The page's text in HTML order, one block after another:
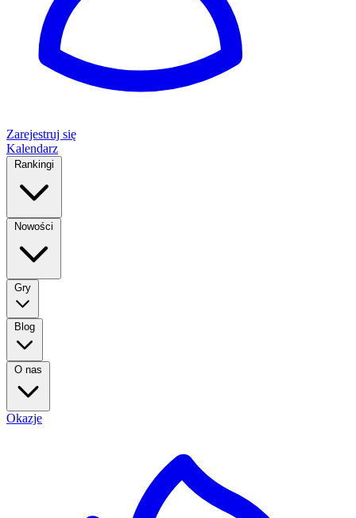
Zarejestruj się
Kalendarz
Rankingi
Nowości
Gry
Blog
O nas
Okazje